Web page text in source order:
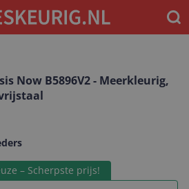
Now B5896V2 - Meerkleurig,
– Scherpste prijs!